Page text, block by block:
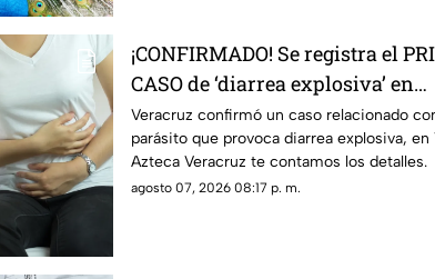
¡CONFIRMADO! Se registra el
CASO de ‘diarrea explosiva’ en
Veracruz; esto sabemos
Veracruz confirmó un caso relacionado
parásito que provoca diarrea explosiva, en
Azteca Veracruz te contamos los detalles.
agosto 07, 2026 08:17 p. m.